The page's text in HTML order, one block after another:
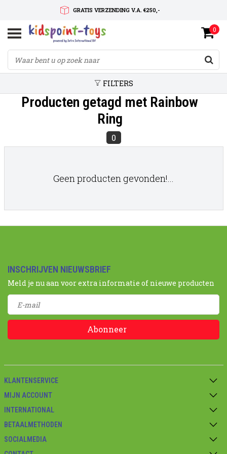
GRATIS VERZENDING V.A. €250,-
SNELLE LEVERTIJD
SERVICE OP MAAT
0
FILTERS
Producten getagd met Rainbow
Ring
0
Geen producten gevonden!...
INSCHRIJVEN NIEUWSBRIEF
Meld je nu aan voor extra informatie of nieuwe producten
Abonneer
KLANTENSERVICE
MIJN ACCOUNT
INTERNATIONAL
BETAALMETHODEN
SOCIALMEDIA